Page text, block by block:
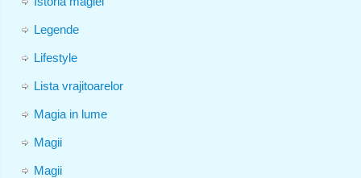
Legende
Lifestyle
Lista vrajitoarelor
Magia in lume
Magii
Magii